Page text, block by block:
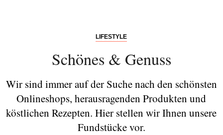
LIFESTYLE
Schönes & Genuss
Wir sind immer auf der Suche nach den schönsten
Onlineshops, herausragenden Produkten und
köstlichen Rezepten. Hier stellen wir Ihnen unsere
Fundstücke vor.